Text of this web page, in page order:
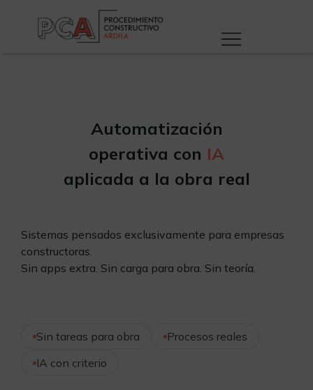
Automatización
operativa con IA
aplicada a la obra real
Sistemas pensados exclusivamente para empresas
constructoras.
Sin apps extra. Sin carga para obra. Sin teoría.
Sin tareas para obra
Procesos reales
IA con criterio